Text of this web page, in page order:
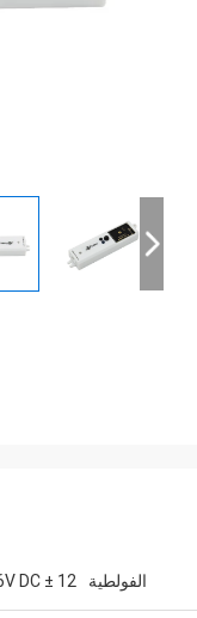
الفولطية 12 ± 0.6V DC